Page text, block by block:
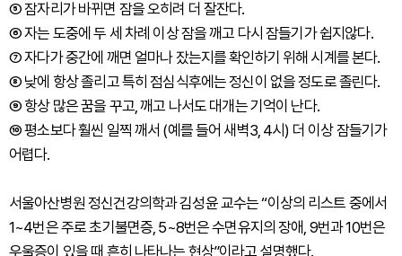
⑤ 잠자리가 바뀌면 잠을 오히려 더 잘잔다.
⑥ 자는 도중에 두 세 차례 이상 잠을 깨고 다시 잠들기가 쉽지않다.
⑦ 자다가 중간에 깨면 얼마나 잤는지를 확인하기 위해 시계를 본다.
⑧ 낮에 항상 졸리고 특히 점심식후에는 정신이 없을 정도로 졸린다.
⑨ 항상 많은 꿈을 꾸고, 깨고 나서도 대개는 기억이 난다.
⑩ 평소보다 훨씬 일찍 깨서 (예를 들어 새벽3, 4시) 더 이상 잠들기가
어렵다.
서울아산병원 정신건강의학과 김성윤 교수는 “이상의 리스트 중에서
1~4번은 주로 초기불면증, 5~8번은 수면유지의 장애, 9번과 10번은
우울증이 있을 때 흔히 나타나는 현상”이라고 설명했다.